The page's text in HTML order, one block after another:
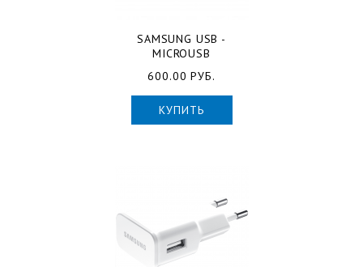
SAMSUNG USB -
MICROUSB
600.00 РУБ.
КУПИТЬ